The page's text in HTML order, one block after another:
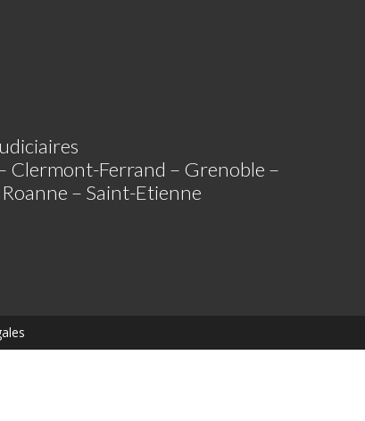
Clermont-Ferrand – Grenoble –
– Saint-Etienne